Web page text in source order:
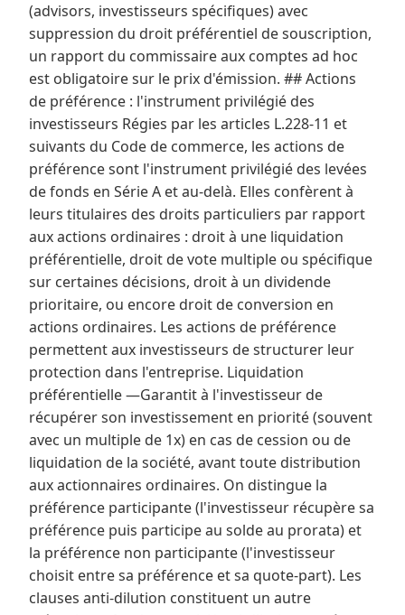
(advisors, investisseurs spécifiques) avec
suppression du droit préférentiel de souscription,
un rapport du commissaire aux comptes ad hoc
est obligatoire sur le prix d'émission. ## Actions
de préférence : l'instrument privilégié des
investisseurs Régies par les articles L.228-11 et
suivants du Code de commerce, les actions de
préférence sont l'instrument privilégié des levées
de fonds en Série A et au-delà. Elles confèrent à
leurs titulaires des droits particuliers par rapport
aux actions ordinaires : droit à une liquidation
préférentielle, droit de vote multiple ou spécifique
sur certaines décisions, droit à un dividende
prioritaire, ou encore droit de conversion en
actions ordinaires. Les actions de préférence
permettent aux investisseurs de structurer leur
protection dans l'entreprise. Liquidation
préférentielle —Garantit à l'investisseur de
récupérer son investissement en priorité (souvent
avec un multiple de 1x) en cas de cession ou de
liquidation de la société, avant toute distribution
aux actionnaires ordinaires. On distingue la
préférence participante (l'investisseur récupère sa
préférence puis participe au solde au prorata) et
la préférence non participante (l'investisseur
choisit entre sa préférence et sa quote-part). Les
clauses anti-dilution constituent un autre